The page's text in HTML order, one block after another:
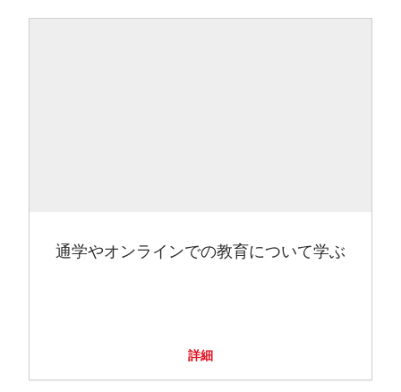
通学やオンラインでの教育について学ぶ
詳細